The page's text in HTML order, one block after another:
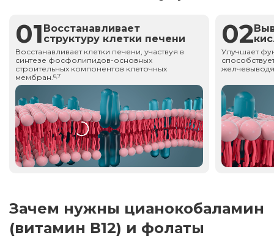
01 Восстанавливает
структуру клетки печени
Восстанавливает клетки печени, участвуя в
синтезе фосфолипидов-основных
строительных компонентов клеточных
мембран.6,7
02
Улучшает
Зачем нужны цианокобаламин
(витамин В12) и фолаты